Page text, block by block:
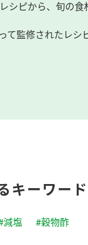
シピから、旬の
監修されたレシ
キーワード
減塩 #穀物酢